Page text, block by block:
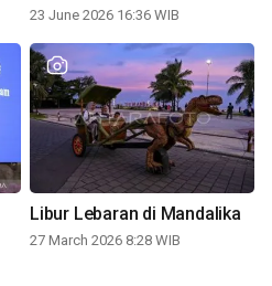
23 June 2026 16:36 WIB
Libur Lebaran di Mandalika
27 March 2026 8:28 WIB